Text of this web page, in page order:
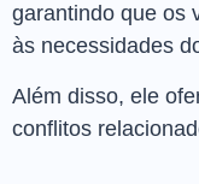
garantindo que os
às necessidades
Além disso, ele
conflitos